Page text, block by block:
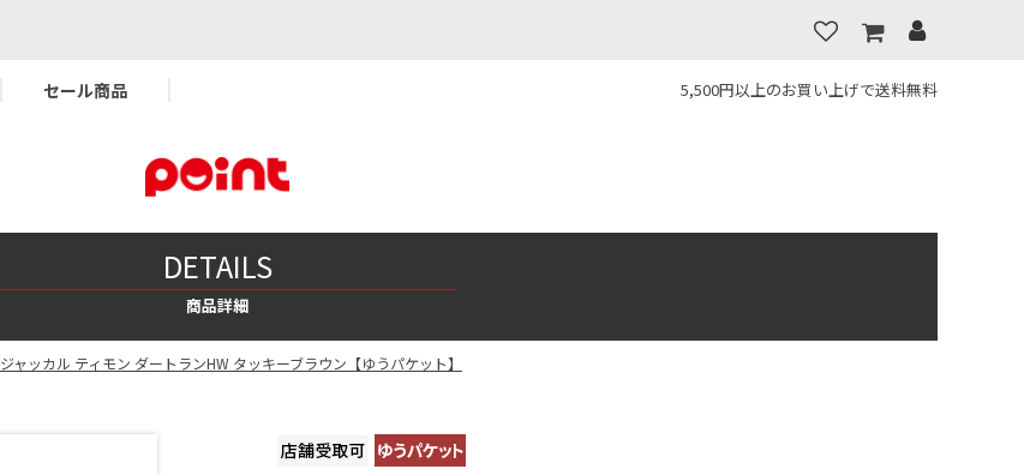
セール商品 5,500円以上のお買い上げで送料無料
DETAILS
商品詳細
ジャッカル ティモン ダートランHW タッキーブラウン【ゆうパケット】